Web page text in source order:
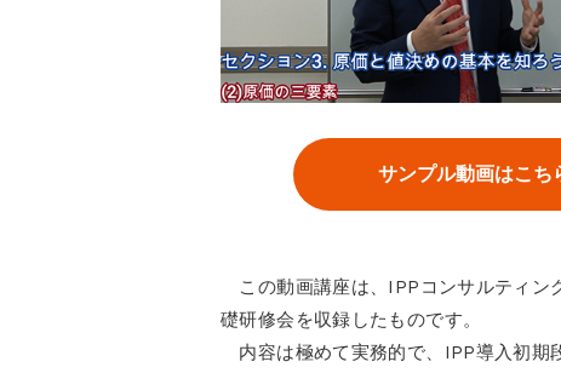
サンプル動画はこち
この動画講座は、IPPコンサルティン
礎研修会を収録したものです。
内容は極めて実務的で、IPP導入初期